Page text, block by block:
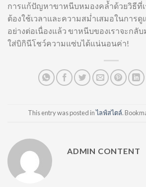
การแก้ปัญหาขาหนีบหมองคล้ำด้วยวิธีที่
ต้องใช้เวลาและความสม่ำเสมอในการดู
อย่างต่อเนื่องแล้ว ขาหนีบของเราจะกลั
ใส่บิกินีโชว์ความแซ่บได้แน่นอนค่า!
This entry was posted inไลฟ์สไตล์.
ADMIN CONTENT